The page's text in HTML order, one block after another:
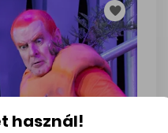
használ!